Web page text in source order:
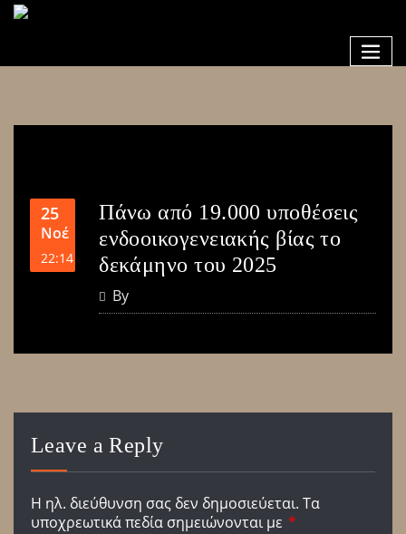
25
Νοέ
22:14
Πάνω από 19.000 υποθέσεις
ενδοοικογενειακής βίας το
δεκάμηνο του 2025
By
Leave a Reply
Η ηλ. διεύθυνση σας δεν δημοσιεύεται. Τα
υποχρεωτικά πεδία σημειώνονται με *